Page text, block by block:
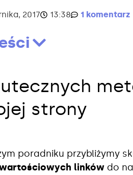
2017 13:38 1 komentarz
strony
poradniku przybliżymy
linków do